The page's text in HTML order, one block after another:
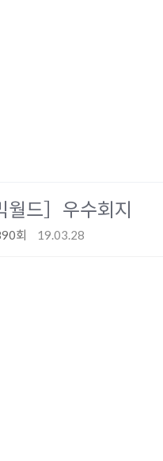
월드］우수회지
회 19.03.28